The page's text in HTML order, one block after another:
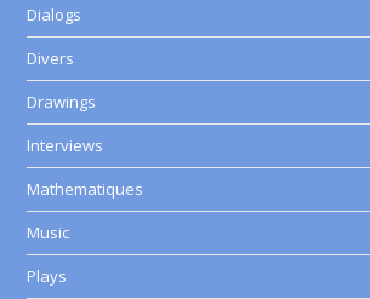
Dialogs
Divers
Drawings
Interviews
Mathematiques
Music
Plays